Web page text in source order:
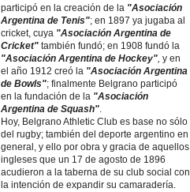
participó en la creación de la "Asociación
Argentina de Tenis"; en 1897 ya jugaba al
cricket, cuya "Asociación Argentina de
Cricket" también fundó; en 1908 fundó la
"Asociación Argentina de Hockey", y en
el año 1912 creó la "Asociación Argentina
de Bowls"; finalmente Belgrano participó
en la fundación de la "Asociación
Argentina de Squash".
Hoy, Belgrano Athletic Club es base no sólo
del rugby; también del deporte argentino en
general, y ello por obra y gracia de aquellos
ingleses que un 17 de agosto de 1896
acudieron a la taberna de su club social con
la intención de expandir su camaradería.